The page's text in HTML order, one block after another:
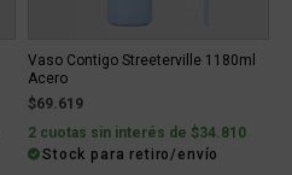
Vaso Contigo Streeterville 1180ml
Acero
$69.619
2 cuotas sin interés de $34.810
Stock para retiro/envío